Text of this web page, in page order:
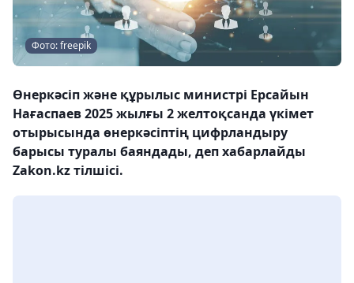
Фото: freepik
Өнеркәсіп және құрылыс министрі Ерсайын
Нағаспаев 2025 жылғы 2 желтоқсанда үкімет
отырысында өнеркәсіптің цифрландыру
барысы туралы баяндады, деп хабарлайды
Zakon.kz тілшісі.